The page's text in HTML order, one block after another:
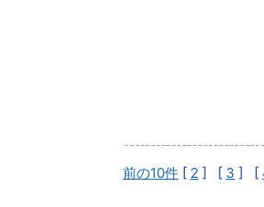
前の10件 [ 2 ] [ 3 ] [